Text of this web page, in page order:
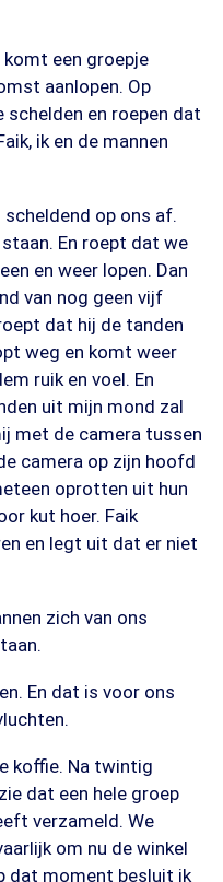
een groepje
aanlopen. Op
en roepen dat
ik en de mannen
op ons af.
En roept dat we
en weer lopen. Dan
van nog geen vijf
dat hij de tanden
weg en komt weer
ruik en voel. En
uit mijn mond zal
met de camera tussen
camera op zijn hoofd
oprotten uit hun
kut hoer. Faik
en legt uit dat er niet
zich van ons
En dat is voor ons
koffie. Na twintig
dat een hele groep
verzameld. We
om nu de winkel
dat moment besluit ik